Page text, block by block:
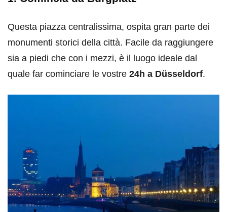
Questa piazza centralissima, ospita gran parte dei
monumenti storici della città. Facile da raggiungere
sia a piedi che con i mezzi, è il luogo ideale dal
quale far cominciare le vostre 24h a Düsseldorf.